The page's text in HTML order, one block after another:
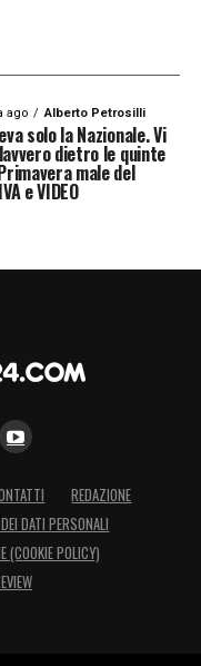
ago Alberto Petrosilli
solo la Nazionale. Vi
dietro le quinte
male del
e VIDEO
REDAZIONE
DATI PERSONALI
(COOKIE POLICY)